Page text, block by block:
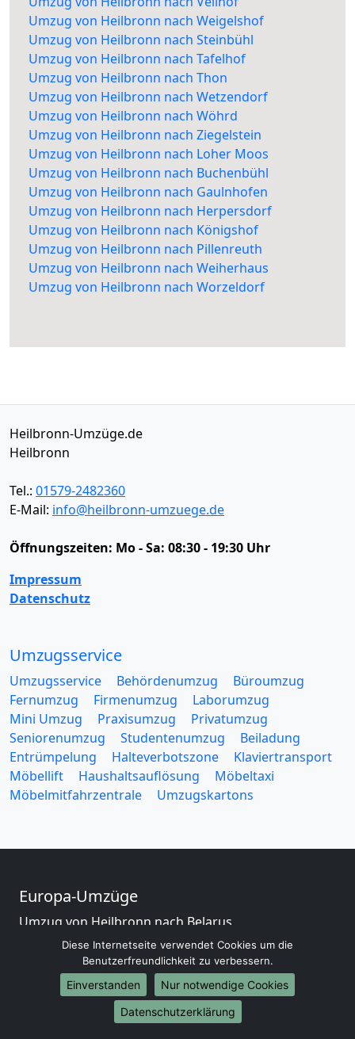
Umzug von Heilbronn nach Weigelshof
Umzug von Heilbronn nach Steinbühl
Umzug von Heilbronn nach Tafelhof
Umzug von Heilbronn nach Thon
Umzug von Heilbronn nach Wetzendorf
Umzug von Heilbronn nach Wöhrd
Umzug von Heilbronn nach Ziegelstein
Umzug von Heilbronn nach Loher Moos
Umzug von Heilbronn nach Buchenbühl
Umzug von Heilbronn nach Gaulnhofen
Umzug von Heilbronn nach Herpersdorf
Umzug von Heilbronn nach Königshof
Umzug von Heilbronn nach Pillenreuth
Umzug von Heilbronn nach Weiherhaus
Umzug von Heilbronn nach Worzeldorf
Heilbronn-Umzüge.de
Heilbronn
Tel.: 01579-2482360
E-Mail: info@heilbronn-umzuege.de
Öffnungszeiten: Mo - Sa: 08:30 - 19:30 Uhr
Impressum
Datenschutz
Umzugsservice
Umzugsservice Behördenumzug
Büroumzug
Fernumzug
Firmenumzug
Laborumzug
Mini Umzug
Praxisumzug
Privatumzug
Seniorenumzug
Studentenumzug
Beiladung
Entrümpelung
Halteverbotszone
Klaviertransport
Möbellift
Haushaltsauflösung
Möbeltaxi
Möbelmitfahrzentrale
Umzugskartons
Europa-Umzüge
Umzug von Heilbronn nach Belarus
Umzug von Heilbronn nach Belgien
Umzug von Heilbronn nach Bulgarien
Umzug von Heilbronn nach Dänemark
Umzug von Heilbronn nach England
Umzug von Heilbronn nach Portugal
Diese Internetseite verwendet Cookies um die
Benutzerfreundlichkeit zu verbessern.
Einverstanden
Nur notwendige Cookies
Datenschutzerklärung